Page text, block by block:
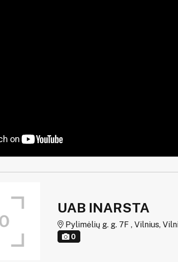
UAB INARSTA
Pylimėlių g. g. 7F , Vilnius,
0